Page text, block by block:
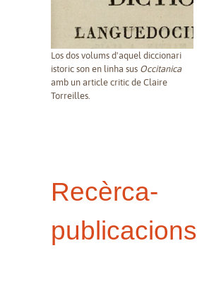
Los dos volums d'aquel diccionari
istoric son en linha sus Occitanica
amb un article critic de Claire
Torreilles.
Recèrca-
publicacions